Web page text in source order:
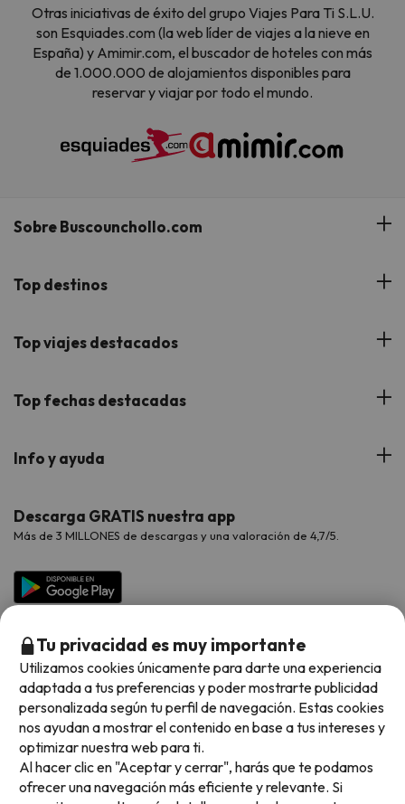
Otras iniciativas de éxito del grupo Viajes Para Ti S.L.U.
son Esquiades.com (la web líder de viajes a la nieve en
España) y Amimir.com, el buscador de hoteles con más
de 1.000.000 de alojamientos disponibles para
reservar y viajar por todo el mundo.
Sobre Buscounchollo.com
¿Quiénes somos?
Buscounchollo en los medios
Proveedores
Viajes para grupos
Top destinos
Hoteles Andalucía
Hoteles Cataluña
Hoteles Galicia
Hoteles Salou
Top viajes destacados
Viajes con Niños
Viajes de Novios
Chollos con Todo Incluido
Chollos en la playa
Hoteles con toboganes
Selección de la Newsletter
Los favoritos de nuestros clientes
Top fechas destacadas
Verano
Vacaciones en Agosto
Vacaciones en Octubre
Vacaciones en Noviembre
Info y ayuda
Contáctanos
Preguntas frecuentes
Descarga GRATIS nuestra app
Más de 3 MILLONES de descargas y una valoración de 4,7/5.
Métodos de pago disponibles
Tu privacidad es muy importante
Utilizamos cookies únicamente para darte una experiencia
adaptada a tus preferencias y poder mostrarte publicidad
personalizada según tu perfil de navegación. Estas cookies
nos ayudan a mostrar el contenido en base a tus intereses y
optimizar nuestra web para ti.
Al hacer clic en "Aceptar y cerrar", harás que te podamos
ofrecer una navegación más eficiente y relevante. Si